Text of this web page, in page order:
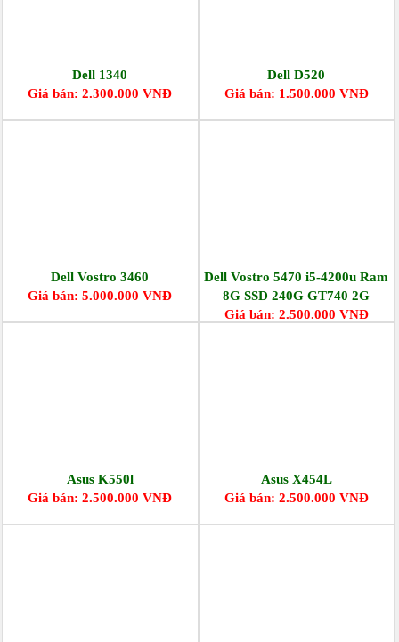
Dell 1340
Giá bán: 2.300.000 VNĐ
Dell D520
Giá bán: 1.500.000 VNĐ
Dell Vostro 3460
Giá bán: 5.000.000 VNĐ
Dell Vostro 5470 i5-4200u Ram
8G SSD 240G GT740 2G
Giá bán: 2.500.000 VNĐ
Asus K550l
Giá bán: 2.500.000 VNĐ
Asus X454L
Giá bán: 2.500.000 VNĐ